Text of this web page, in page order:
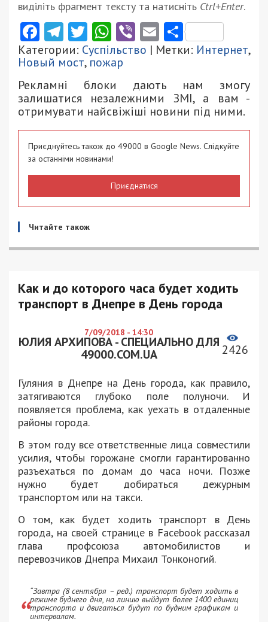
виділіть фрагмент тексту та натисніть Ctrl+Enter.
Facebook
Telegram
Twitter
WhatsApp
ViberEmail
Категории: Суспільство | Метки: Интернет,
Новый мост, пожар
Рекламні блоки дають нам змогу
залишатися незалежними ЗМІ, а вам -
отримувати найсвіжіші новини під ними.
Приєднуйтесь також до 49000 в Google News. Слідкуйте
за останніми новинами!
Приєднатися
Читайте також
Как и до которого часа будет ходить
транспорт в Днепре в День города
7/09/2018 - 14:30
ЮЛИЯ АРХИПОВА - СПЕЦИАЛЬНО ДЛЯ
49000.COM.UA
2426
Гуляния в Днепре на День города, как правило,
затягиваются глубоко поле полуночи. И
появляется проблема, как уехать в отдаленные
районы города.
В этом году все ответственные лица совместили
усилия, чтобы горожане смогли гарантированно
разъехаться по домам до часа ночи. Позже
нужно будет добираться дежурным
транспортом или на такси.
О том, как будет ходить транспорт в День
города, на своей странице в Facebook рассказал
глава профсоюза автомобилистов и
перевозчиков Днепра Михаил Тонконогий.
“Завтра (8 сентября – ред.) транспорт будет ходить в
режиме буднего дня, на линию выйдут более 1400 единиц
транспорта и двигаться будут по будним графикам и
интервалам.